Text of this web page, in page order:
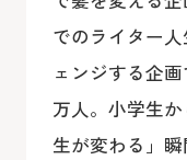
でのライター
ェンジする企
万人。小学生
生が変わる」瞬